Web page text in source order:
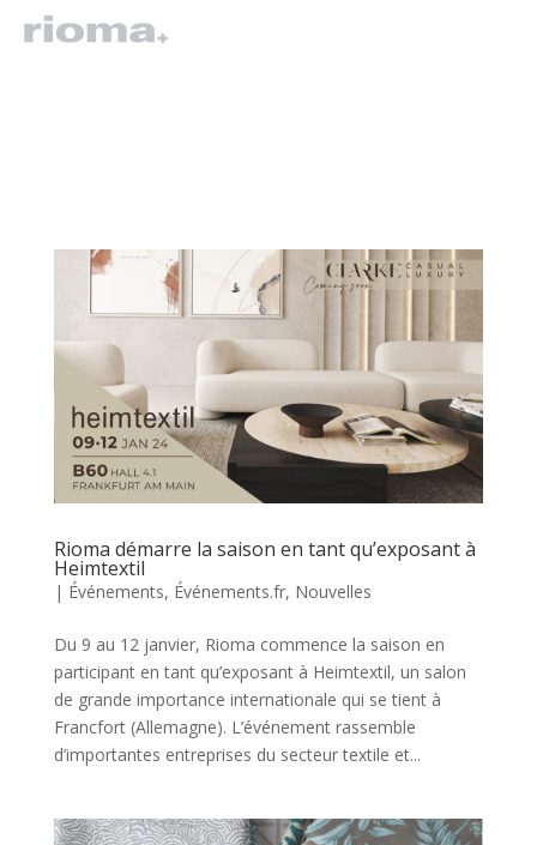
Rioma démarre la saison en tant qu’exposant à
Heimtextil
| Événements, Événements.fr, Nouvelles
Du 9 au 12 janvier, Rioma commence la saison en
participant en tant qu’exposant à Heimtextil, un salon
de grande importance internationale qui se tient à
Francfort (Allemagne). L’événement rassemble
d’importantes entreprises du secteur textile et...